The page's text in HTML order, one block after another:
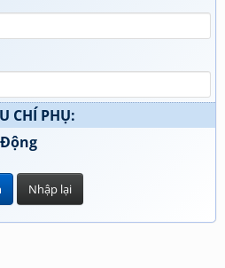
CHÍ PHỤ: